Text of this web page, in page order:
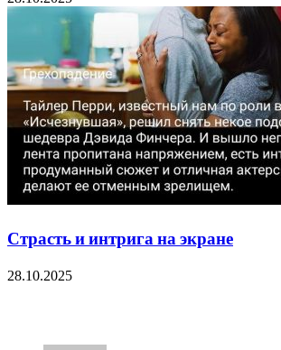
Страсть и интрига на экране
28.10.2025